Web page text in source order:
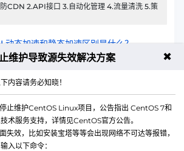
防CDN 2.API接口 3.自动化管理 4.流量清洗 5.策
动态加速和静态加速区别是什么？
维护导致源失效解决方案 ✖
内容请务必知晓！
止维护CentOS Linux项目，公告指出 CentOS 7和
术服务支持，详情见CentOS官方公告。
失效，比如安装宝塔等等会出现网络不可达等报错，
入以下命令：